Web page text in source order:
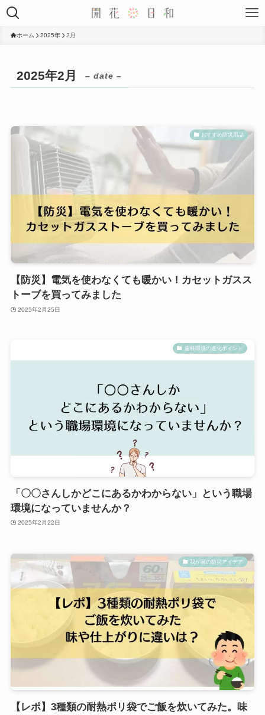
ホーム 2025年 2月
2025年2月 – date –
おすすめ防災用品
【防災】電気を使わなくても暖かい！カセットガスス
トーブを買ってみました
2025年2月25日
歯科環境の進化ポイント
「〇〇さんしかどこにあるかわからない」という職場
環境になっていませんか？
2025年2月22日
我が家の防災アイデア
【レポ】3種類の耐熱ポリ袋でご飯を炊いてみた。味